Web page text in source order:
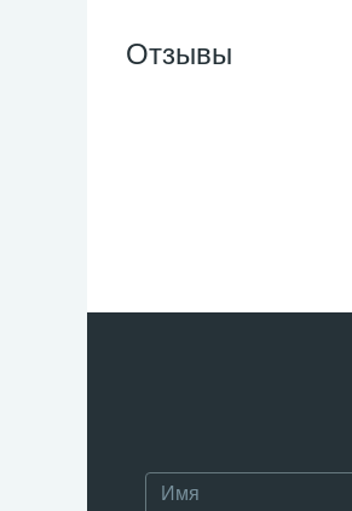
Отзывы